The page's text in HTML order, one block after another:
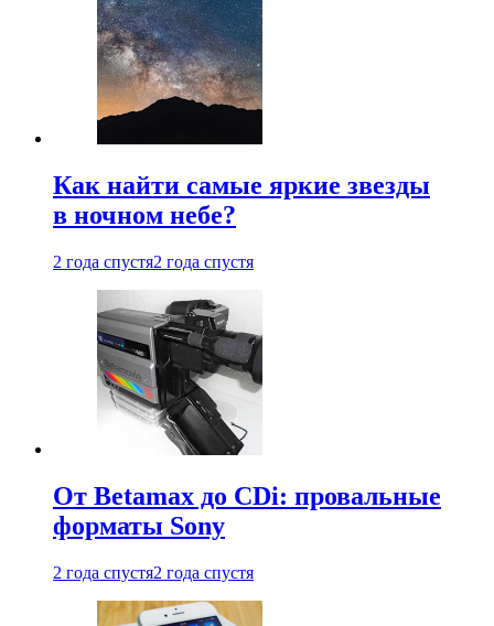
Как найти самые яркие звезды
в ночном небе?
2 года спустя2 года спустя
От Betamax до CDi: провальные
форматы Sony
2 года спустя2 года спустя